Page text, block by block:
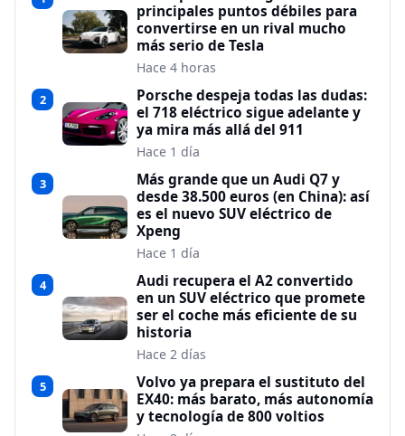
principales puntos débiles para
convertirse en un rival mucho
más serio de Tesla
Hace 4 horas
2
Porsche despeja todas las dudas:
el 718 eléctrico sigue adelante y
ya mira más allá del 911
Hace 1 día
3
Más grande que un Audi Q7 y
desde 38.500 euros (en China): así
es el nuevo SUV eléctrico de
Xpeng
Hace 1 día
4
Audi recupera el A2 convertido
en un SUV eléctrico que promete
ser el coche más eficiente de su
historia
Hace 2 días
5
Volvo ya prepara el sustituto del
EX40: más barato, más autonomía
y tecnología de 800 voltios